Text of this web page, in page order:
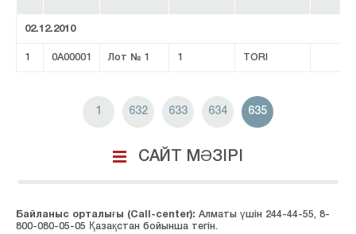
02.12.2010
1 0A00001 Лот № 1 1 TORI
1 632 633 634 635
САЙТ МӘЗІРІ
Байланыс орталығы (Сall-center): Алматы үшін 244-44-55, 8-
800-080-05-05 Қазақстан бойынша тегін.